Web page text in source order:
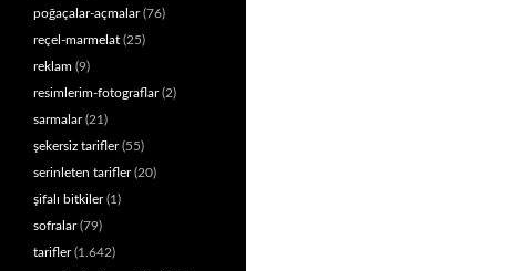
poğaçalar-açmalar(76)
reçel-marmelat (25)
reklam (9)
resimlerim-fotograflar(2)
sarmalar(21)
şekersiz tarifler(55)
serinleten tarifler(20)
şifalı bitkiler(1)
sofralar(79)
tarifler(1.642)